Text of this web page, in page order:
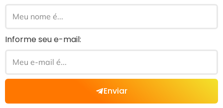
Informe seu e-mail:
Enviar